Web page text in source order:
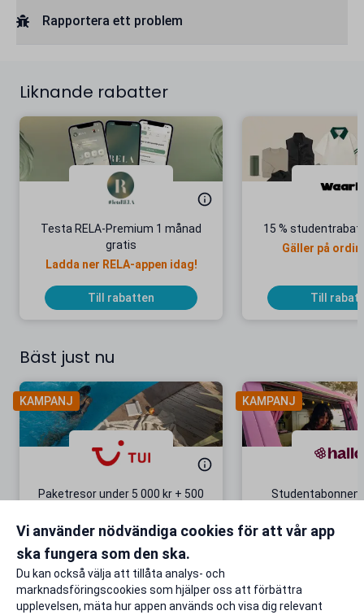
Rapportera ett problem
Liknande rabatter
Testa RELA-Premium 1 månad
gratis
Ladda ner RELA-appen idag!
Till rabatten
15 %
Gäller på
Till
Bäst just nu
KAMPANJ
Paketresor under 5 000 kr + 500
Gäller även på redan prissänkta
Till rabatten
KAMPANJ
+ 20 GB
Vi använder nödvändiga cookies för att vår app
ska fungera som den ska.
Du kan också välja att tillåta analys- och
marknadsföringscookies som hjälper oss att förbättra
upplevelsen, mäta hur appen används och visa dig relevant